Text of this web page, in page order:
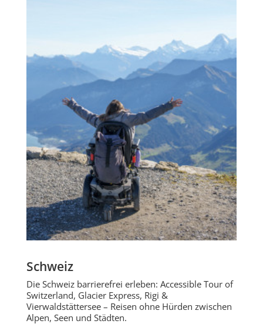
Schweiz
Die Schweiz barrierefrei erleben: Accessible Tour of
Switzerland, Glacier Express, Rigi &
Vierwaldstättersee – Reisen ohne Hürden zwischen
Alpen, Seen und Städten.